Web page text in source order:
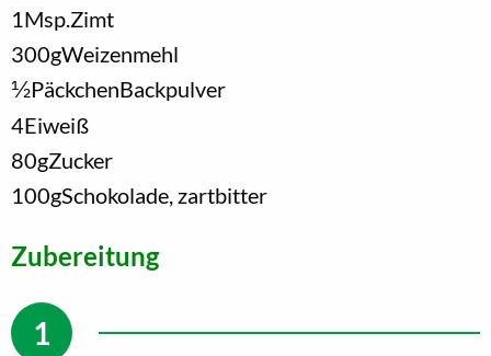
1 Msp. Zimt
300gWeizenmehl
1/2PäckchenBackpulver
4Eiweiß
80gZucker
100gSchokolade, zartbitter
Zubereitung